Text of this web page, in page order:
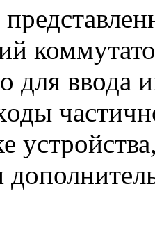
для ввода